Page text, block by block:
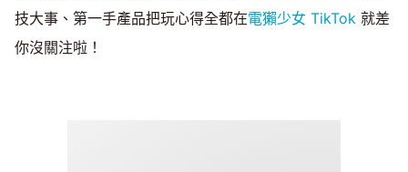
技大事、第一手產品把玩心得全都在電獺少女 TikTok 就差
你沒關注啦！